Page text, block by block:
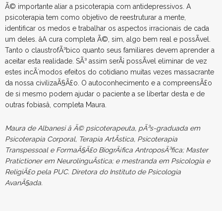
Ã© importante aliar a psicoterapia com antidepressivos. A
psicoterapia tem como objetivo de reestruturar a mente,
identificar os medos e trabalhar os aspectos irracionais de cada
um deles. âA cura completa Ã©, sim, algo bem real e possÃ­vel.
Tanto o claustrofÃ³bico quanto seus familiares devem aprender a
aceitar esta realidade. SÃ³ assim serÃ¡ possÃ­vel eliminar de vez
estes incÃ´modos efeitos do cotidiano muitas vezes massacrante
da nossa civilizaÃ§Ã£o. O autoconhecimento e a compreensÃ£o
de si mesmo podem ajudar o paciente a se libertar desta e de
outras fobiasâ, completa Maura.
Maura de Albanesi â Ã© psicoterapeuta, pÃ³s-graduada em
Psicoterapia Corporal, Terapia ArtÃ­stica, Psicoterapia
Transpessoal e FormaÃ§Ã£o BiogrÃ¡fica AntroposÃ³fica; Master
Pratictioner em NeurolinguÃ­stica; e mestranda em Psicologia e
ReligiÃ£o pela PUC. Diretora do Instituto de Psicologia
AvanÃ§ada.